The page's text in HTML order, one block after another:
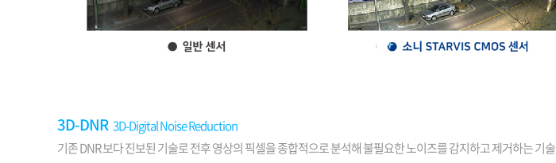
3D-DNR 3D-Digital Noise Reduction
기존 DNR 보다 진보된 기술로 전후 영상의 픽셀을 종합적으로 분석해 불필요한 노이즈를 감지하고 제거하는 기술